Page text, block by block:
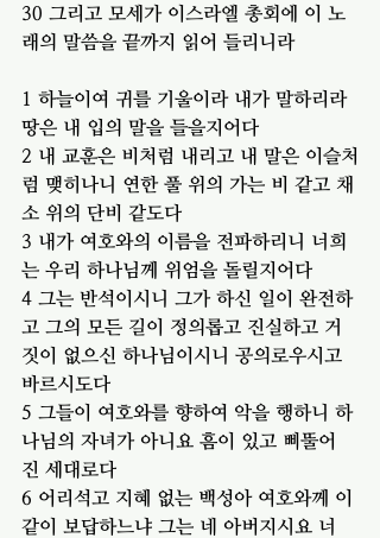
30 그리고 모세가 이스라엘 총회에 이 노
래의 말씀을 끝까지 읽어 들리니라
1 하늘이여 귀를 기울이라 내가 말하리라
땅은 내 입의 말을 들을지어다
2 내 교훈은 비처럼 내리고 내 말은 이슬처
럼 맺히나니 연한 풀 위의 가는 비 같고 채
소 위의 단비 같도다
3 내가 여호와의 이름을 전파하리니 너희
는 우리 하나님께 위엄을 돌릴지어다
4 그는 반석이시니 그가 하신 일이 완전하
고 그의 모든 길이 정의롭고 진실하고 거
짓이 없으신 하나님이시니 공의로우시고
바르시도다
5 그들이 여호와를 향하여 악을 행하니 하
나님의 자녀가 아니요 흠이 있고 삐뚤어
진 세대로다
6 어리석고 지혜 없는 백성아 여호와께 이
같이 보답하느냐 그는 네 아버지시요 너